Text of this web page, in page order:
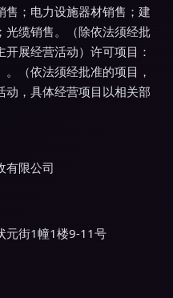
；电力设施器材销售；建
光缆销售。（除依法须经批
展经营活动）许可项目：
（依法须经批准的项目，
，具体经营项目以相关部
有限公司
元街1幢1楼9-11号